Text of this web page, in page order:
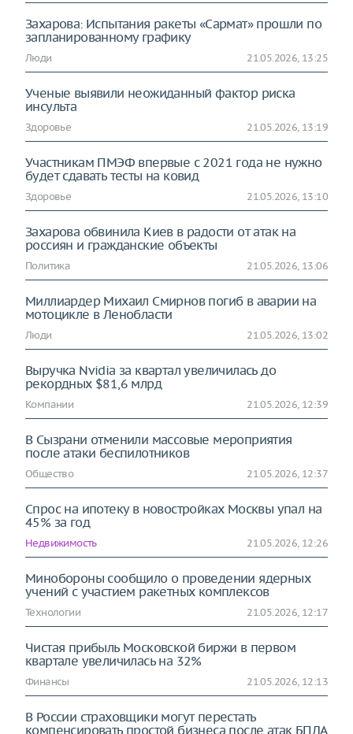
Захарова: Испытания ракеты «Сармат» прошли по
запланированному графику
Люди 21.05.2026, 13:25
Ученые выявили неожиданный фактор риска
инсульта
Здоровье 21.05.2026, 13:19
Участникам ПМЭФ впервые с 2021 года не нужно
будет сдавать тесты на ковид
Здоровье 21.05.2026, 13:10
Захарова обвинила Киев в радости от атак на
россиян и гражданские объекты
Политика 21.05.2026, 13:06
Миллиардер Михаил Смирнов погиб в аварии на
мотоцикле в Ленобласти
Люди 21.05.2026, 13:02
Выручка Nvidia за квартал увеличилась до
рекордных $81,6 млрд
Компании 21.05.2026, 12:39
В Сызрани отменили массовые мероприятия
после атаки беспилотников
Общество 21.05.2026, 12:37
Спрос на ипотеку в новостройках Москвы упал на
45% за год
Недвижимость 21.05.2026, 12:26
Минобороны сообщило о проведении ядерных
учений с участием ракетных комплексов
Технологии 21.05.2026, 12:17
Чистая прибыль Московской биржи в первом
квартале увеличилась на 32%
Финансы 21.05.2026, 12:13
В России страховщики могут перестать
компенсировать простой бизнеса после атак БПЛА